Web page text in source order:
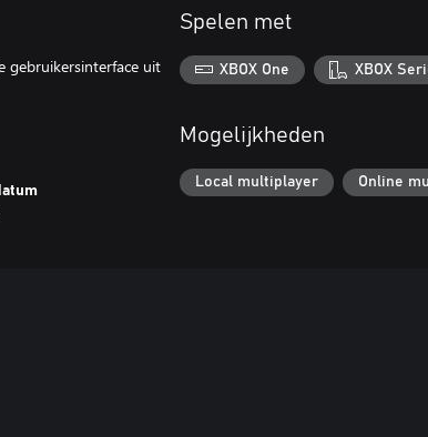
gebruikersinterface uit
Spelen met
XBOX One XBOX
Mogelijkheden
Local multiplayer Online